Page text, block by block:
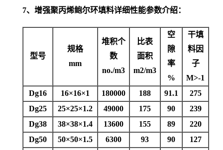
7、增强聚丙烯鲍尔环填料详细性能参数介绍：
型号
规格
mm
堆积个
数
no./m3
比表
面积
m2/m3
空
隙
率
%
干填
料因
子
M>-1
Dg16
16×16×1 180000 188 91.1
275
Dg25
25×25×1.2 49000 175 90
239
Dg38
38×38×1.4 13600 155 89
220
Dg50
50×50×1.5 6300 93 90
127